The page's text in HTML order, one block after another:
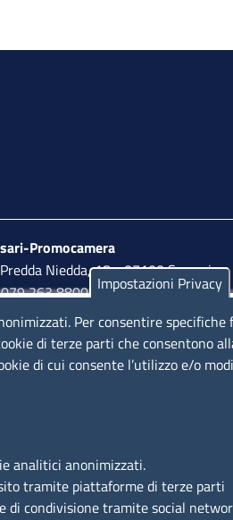
Promocamera
Niedda, 18 - 07100 Sassari
079 263 8800 | Fax 079 2638810
al venerdì: 10,00 - 13,00;
- 17,00
di illecito
Trasparente
Impostazioni Privacy
Per consentire
di terze parti che consentono
di cui consente l’utilizzo e/o
analitici anonimizzati.
tramite piattaforme di terze parti
di condivisione tramite social